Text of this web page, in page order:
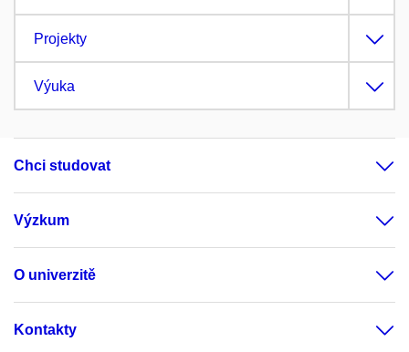
Projekty
Výuka
Chci studovat
Výzkum
O univerzitě
Kontakty